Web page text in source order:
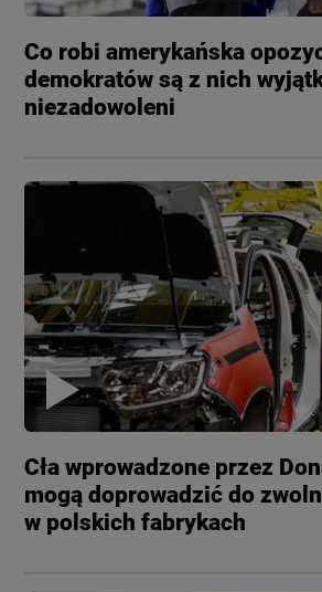
Co robi amerykańska
demokratów są z nich
niezadowoleni
Cła wprowadzone przez
mogą doprowadzić do
w polskich fabrykach